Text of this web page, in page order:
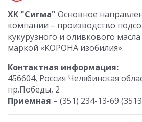
ХК "Сигма" Основное
компании – производство
кукурузного и оливкового
маркой «КОРОНА изобилия».
Контактная информация:
456604, Россия Челябинская
пр.Победы, 2
Приемная – (351) 234-13-69